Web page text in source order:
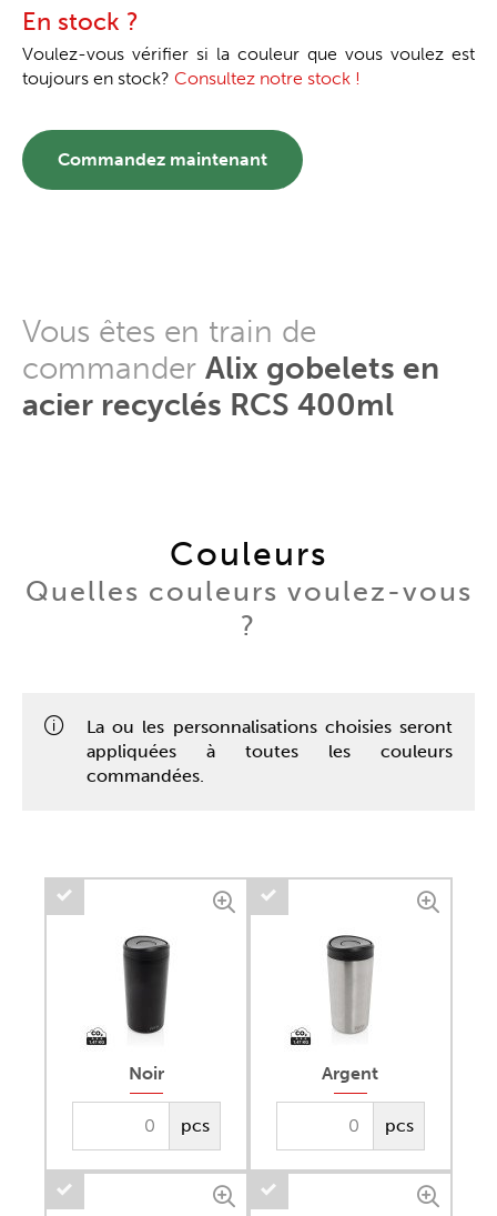
En stock ?
Voulez-vous vérifier si la couleur que vous voulez est
toujours en stock? Consultez notre stock !
Commandez maintenant
Vous êtes en train de
commander Alix gobelets en
acier recyclés RCS 400ml
Couleurs
Quelles couleurs voulez-vous
?
La ou les personnalisations choisies seront
appliquées à toutes les couleurs
commandées.
Noir
pcs
Argent
pcs